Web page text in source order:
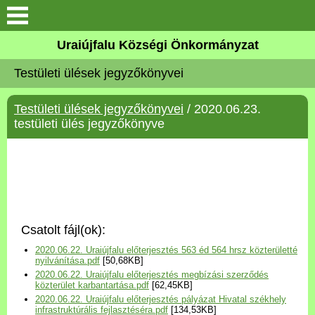
Köszöntő
Elérhetőségek
Uraiújfalu
Választási információk
Versenyképes Járások
Program
Uraiújfalu Községi Önkormányzat
Testületi ülések jegyzőkönyvei
Testületi ülések jegyzőkönyvei / 2020.06.23.
testületi ülés jegyzőkönyve
Csatolt fájl(ok):
2020.06.22. Uraiújfalu előterjesztés 563 éd 564 hrsz közterületté
nyilvánítása.pdf [50,68KB]
2020.06.22. Uraiújfalu előterjesztés megbízási szerződés
közterület karbantartása.pdf [62,45KB]
2020.06.22. Uraiújfalu előterjesztés pályázat Hivatal székhely
infrastruktúrális fejlasztéséra.pdf [134,53KB]